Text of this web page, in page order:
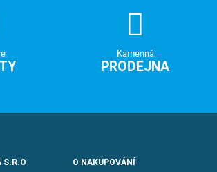
Kamenná
PRODEJNA
S.R.O O NAKUPOVÁNÍ